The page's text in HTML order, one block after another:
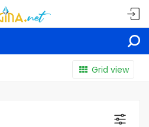
Grid view